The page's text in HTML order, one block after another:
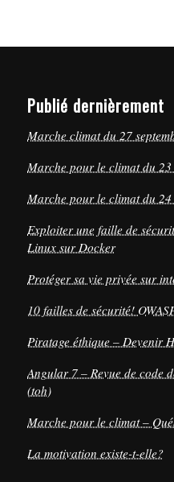
Publié dernièrement
Marche climat du 27
Marche pour le climat du 23
Marche pour le climat du 24
Exploiter une faille de
Linux sur Docker
Protéger sa vie privée sur
10 failles de sécurité!
Piratage éthique – Devenir
Angular 7 – Revue de code
(toh)
Marche pour le climat –
La motivation existe-t-elle?